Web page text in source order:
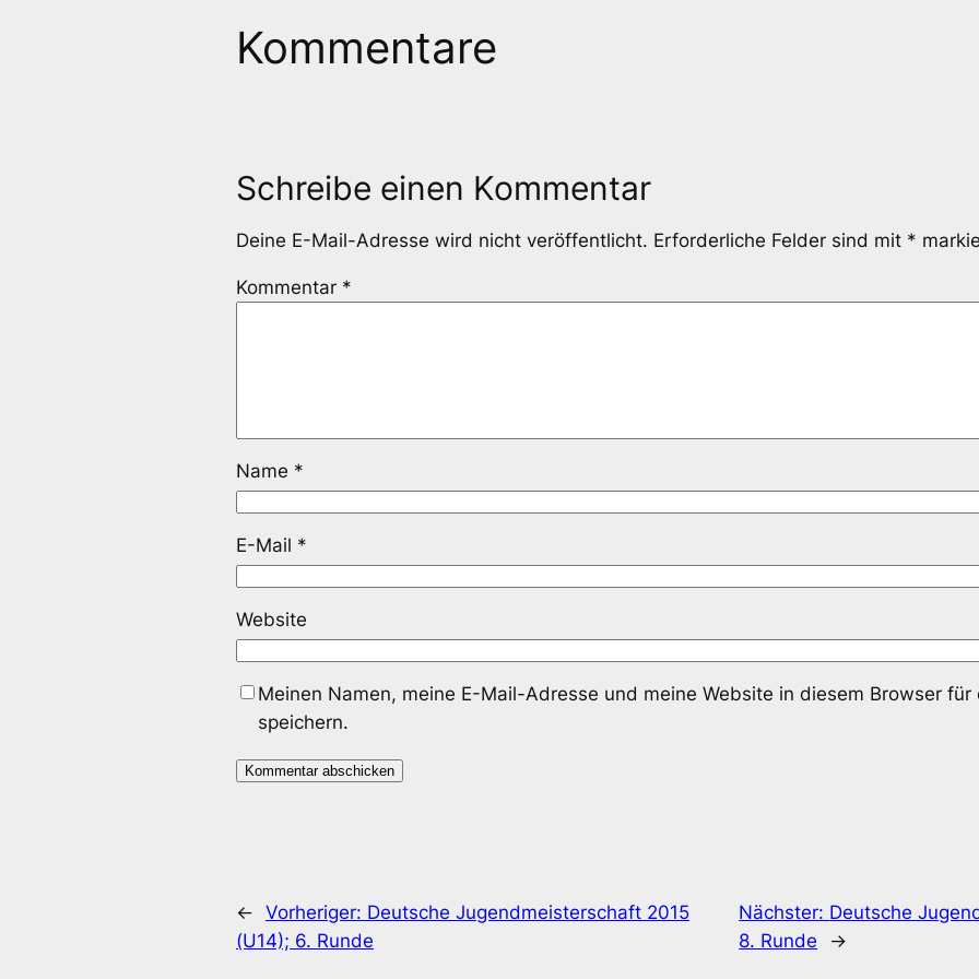
Kommentare
Schreibe einen Kommentar
Deine E-Mail-Adresse wird nicht veröffentlicht. Erforderliche Felder sind mit *
Kommentar *
Name *
E-Mail *
Website
Meinen Namen, meine E-Mail-Adresse und meine Website in diesem Browser
speichern.
← Vorheriger: Deutsche Jugendmeisterschaft 2015
(U14); 6. Runde
Nächster: Deutsche
8. Runde
→